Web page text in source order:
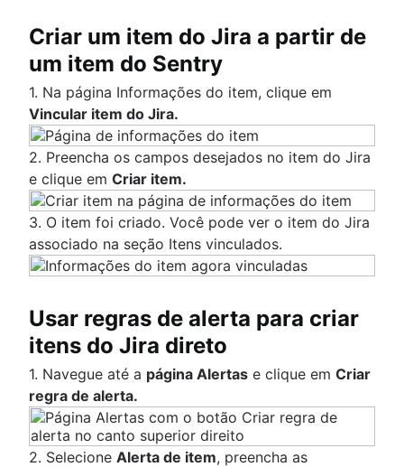
Criar um item do Jira a partir de
um item do Sentry
1. Na página Informações do item, clique em
Vincular item do Jira.
2. Preencha os campos desejados no item do Jira
e clique em Criar item.
3. O item foi criado. Você pode ver o item do Jira
associado na seção Itens vinculados.
Usar regras de alerta para criar
itens do Jira direto
1. Navegue até a página Alertas e clique em Criar
regra de alerta.
2. Selecione Alerta de item, preencha as